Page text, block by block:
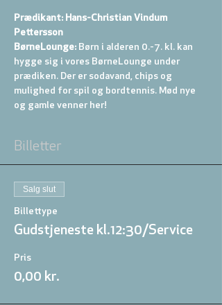
Prædikant: Hans-Christian Vindum
Pettersson
BørneLounge: Børn i alderen 0.-7. kl. kan
hygge sig i vores BørneLounge under
prædiken. Der er sodavand, chips og
mulighed for spil og bordtennis. Mød nye
og gamle venner her!
Billetter
Salg slut
Billettype
Gudstjeneste kl.12:30/Service
Pris
0,00 kr.